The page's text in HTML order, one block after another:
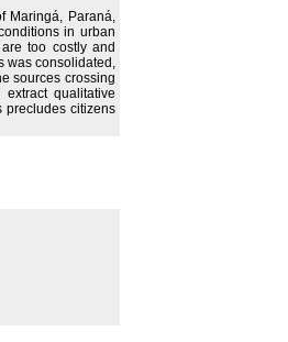
Maringá, Paraná,
in urban
too costly and
was consolidated,
sources crossing
qualitative
precludes citizens